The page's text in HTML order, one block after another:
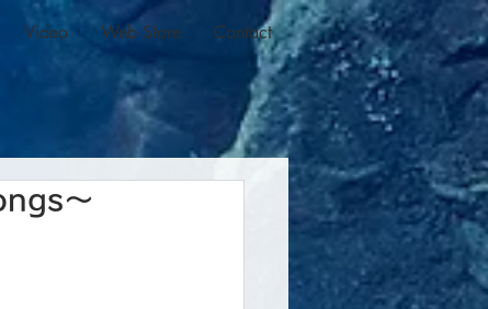
Video Web Store Contact
〜